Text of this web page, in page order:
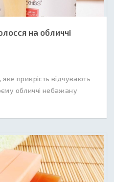
на обличчі
прикрість відчувають
обличчі небажану